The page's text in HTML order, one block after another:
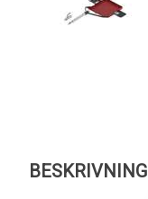
BESKRIVNING